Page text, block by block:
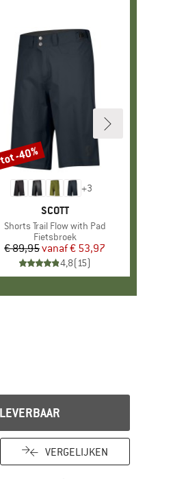
+3
MERK
SCOTT
Artikel
Shorts Trail Flow with Pad
Productgroep
Fietsbroek
Prijs
€ 89,95 Verlaagde prijs
vanaf€ 53,97
4,8(15)
-40%
VERGELIJKEN